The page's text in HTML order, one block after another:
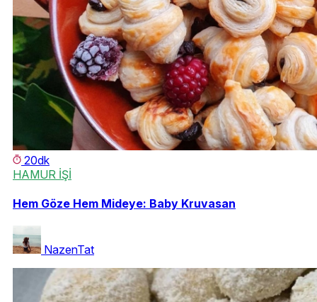
20dk
HAMUR İŞİ
Hem Göze Hem Mideye: Baby Kruvasan
NazenTat